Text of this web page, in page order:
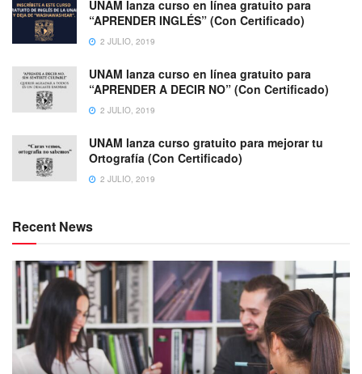
UNAM lanza curso en línea gratuito para
“APRENDER INGLÉS” (Con Certificado)
2 JULIO, 2019
UNAM lanza curso en línea gratuito para
“APRENDER A DECIR NO” (Con Certificado)
2 JULIO, 2019
UNAM lanza curso gratuito para mejorar tu
Ortografía (Con Certificado)
2 JULIO, 2019
Recent News